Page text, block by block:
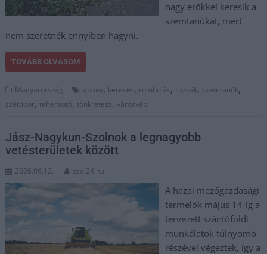
nagy erőkkel keresik a
szemtanúkat, mert
nem szeretnék ennyiben hagyni.
TOVÁBB OLVASOM
Magyarország abony, keresés, rombolás, rózsák, szemtanúk,
széttipor, teherautó, tönkretesz,városkép
Jász-Nagykun-Szolnok a legnagyobb
vetésterületek között
2026.06.12. szol24.hu
A hazai mezőgazdasági
termelők május 14-ig a
tervezett szántóföldi
munkálatok túlnyomó
részével végeztek, így a